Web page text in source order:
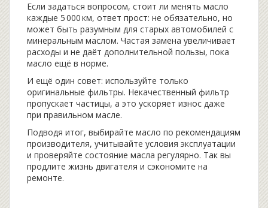
Если задаться вопросом, стоит ли менять масло
каждые 5 000 км, ответ прост: не обязательно, но
может быть разумным для старых автомобилей с
минеральным маслом. Частая замена увеличивает
расходы и не даёт дополнительной пользы, пока
масло ещё в норме.
И ещё один совет: используйте только
оригинальные фильтры. Некачественный фильтр
пропускает частицы, а это ускоряет износ даже
при правильном масле.
Подводя итог, выбирайте масло по рекомендациям
производителя, учитывайте условия эксплуатации
и проверяйте состояние масла регулярно. Так вы
продлите жизнь двигателя и сэкономите на
ремонте.